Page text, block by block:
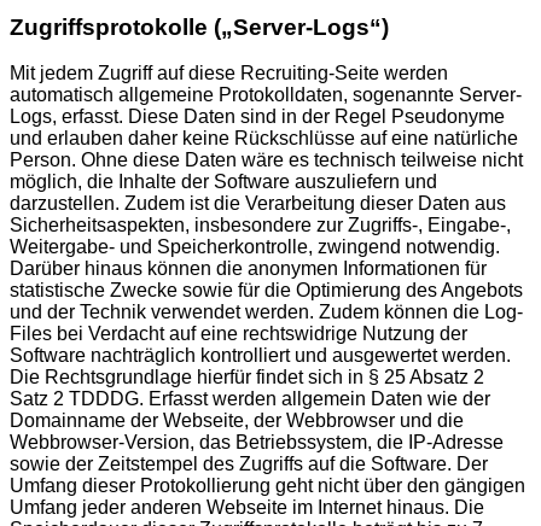
Zugriffsprotokolle („Server-Logs“)
Mit jedem Zugriff auf diese Recruiting-Seite werden
automatisch allgemeine Protokolldaten, sogenannte Server-
Logs, erfasst. Diese Daten sind in der Regel Pseudonyme
und erlauben daher keine Rückschlüsse auf eine natürliche
Person. Ohne diese Daten wäre es technisch teilweise nicht
möglich, die Inhalte der Software auszuliefern und
darzustellen. Zudem ist die Verarbeitung dieser Daten aus
Sicherheitsaspekten, insbesondere zur Zugriffs-, Eingabe-,
Weitergabe- und Speicherkontrolle, zwingend notwendig.
Darüber hinaus können die anonymen Informationen für
statistische Zwecke sowie für die Optimierung des Angebots
und der Technik verwendet werden. Zudem können die Log-
Files bei Verdacht auf eine rechtswidrige Nutzung der
Software nachträglich kontrolliert und ausgewertet werden.
Die Rechtsgrundlage hierfür findet sich in § 25 Absatz 2
Satz 2 TDDDG. Erfasst werden allgemein Daten wie der
Domainname der Webseite, der Webbrowser und die
Webbrowser-Version, das Betriebssystem, die IP-Adresse
sowie der Zeitstempel des Zugriffs auf die Software. Der
Umfang dieser Protokollierung geht nicht über den gängigen
Umfang jeder anderen Webseite im Internet hinaus. Die